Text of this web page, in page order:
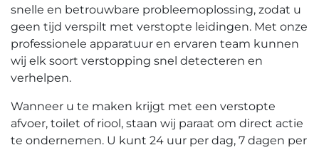
snelle en betrouwbare probleemoplossing, zodat u
geen tijd verspilt met verstopte leidingen.​ Met onze
professionele apparatuur en ervaren team kunnen
wij elk soort verstopping snel detecteren en
verhelpen.​
Wanneer u te maken krijgt met een verstopte
afvoer, toilet of riool, staan wij paraat om direct actie
te ondernemen.​ U kunt 24 uur per dag, 7 dagen per